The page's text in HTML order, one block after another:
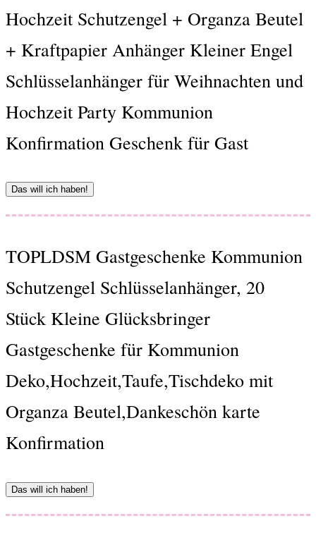
Hochzeit Schutzengel + Organza Beutel
+ Kraftpapier Anhänger Kleiner Engel
Schlüsselanhänger für Weihnachten und
Hochzeit Party Kommunion
Konfirmation Geschenk für Gast
Das will ich haben!
TOPLDSM Gastgeschenke Kommunion
Schutzengel Schlüsselanhänger, 20
Stück Kleine Glücksbringer
Gastgeschenke für Kommunion
Deko,Hochzeit,Taufe,Tischdeko mit
Organza Beutel,Dankeschön karte
Konfirmation
Das will ich haben!